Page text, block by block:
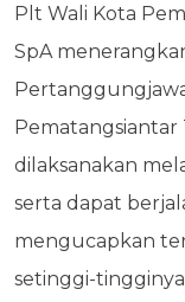
Plt Wali Kota
SpA
Pematangsiantar
dilaksanakan
serta dapat
mengucapkan
setinggi-